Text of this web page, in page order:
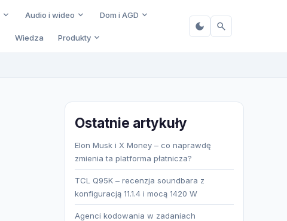
Audio i wideo Dom i AGD
Wiedza Produkty
Ostatnie artykuły
Elon Musk i X Money – co naprawdę
zmienia ta platforma płatnicza?
TCL Q95K – recenzja soundbara z
konfiguracją 11.1.4 i mocą 1420 W
Agenci kodowania w zadaniach